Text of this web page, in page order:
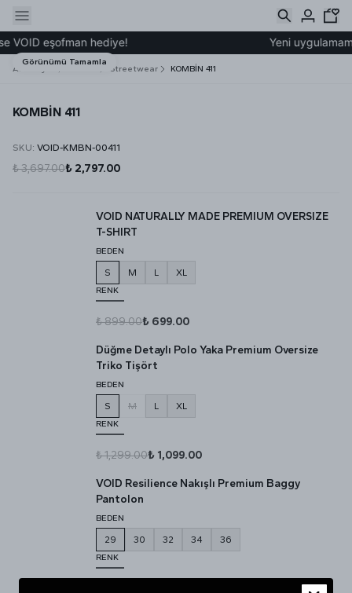
eşofman hediye! Yeni
Ana Sayfa Streetwear KOMBİN 411
Görünümü Tamamla
KOMBİN 411
SKU: VOID-KMBN-00411
₺ 3,697.00₺ 2,797.00
VOID NATURALLY MADE PREMIUM OVERSIZE
T-SHIRT
BEDEN
S M L XL
RENK
₺ 899.00₺ 699.00
Düğme Detaylı Polo Yaka Premium Oversize
Triko Tişört
BEDEN
S M L XL
RENK
₺ 1,299.00₺ 1,099.00
VOID Resilience Nakışlı Premium Baggy
Pantolon
BEDEN
29 30 32 34 36
RENK